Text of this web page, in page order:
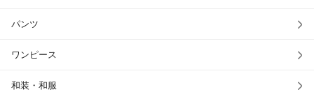
パンツ
ワンピース
和装・和服